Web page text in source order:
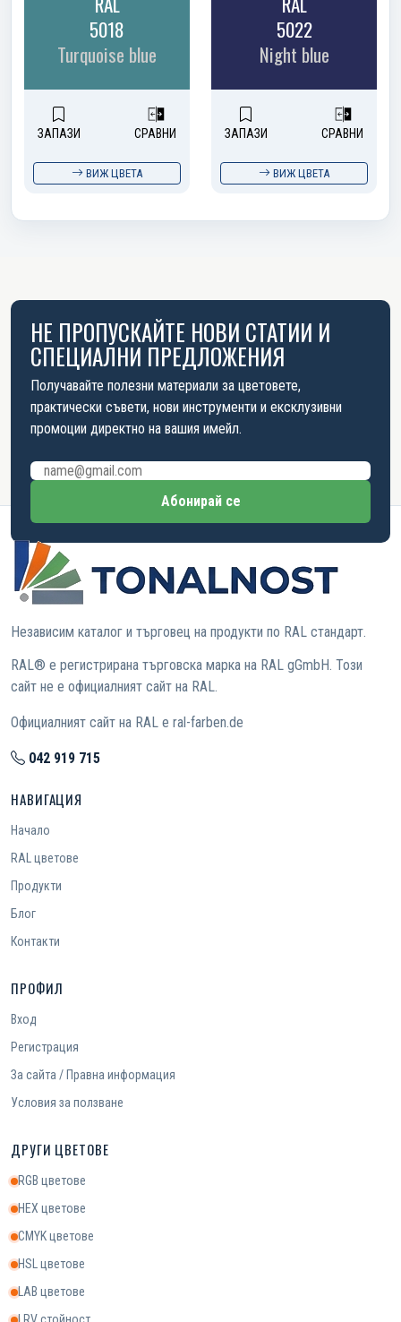
5018
Turquoise blue
ЗАПАЗИ СРАВНИ
ВИЖ ЦВЕТА
5022
Night blue
ЗАПАЗИ СРАВНИ
ВИЖ ЦВЕТА
НЕ ПРОПУСКАЙТЕ НОВИ СТАТИИ И
СПЕЦИАЛНИ ПРЕДЛОЖЕНИЯ
Получавайте полезни материали за цветовете,
практически съвети, нови инструменти и ексклузивни
промоции директно на вашия имейл.
Имейл адрес
Абонирай се
Независим каталог и търговец на продукти по RAL стандарт.
RAL® е регистрирана търговска марка на RAL gGmbH. Този
сайт не е официалният сайт на RAL.
Официалният сайт на RAL е ral-farben.de
042 919 715
НАВИГАЦИЯ
Начало
RAL цветове
Продукти
Блог
Контакти
ПРОФИЛ
Вход
Регистрация
За сайта / Правна информация
Условия за ползване
ДРУГИ ЦВЕТОВЕ
RGB цветове
HEX цветове
CMYK цветове
HSL цветове
LAB цветове